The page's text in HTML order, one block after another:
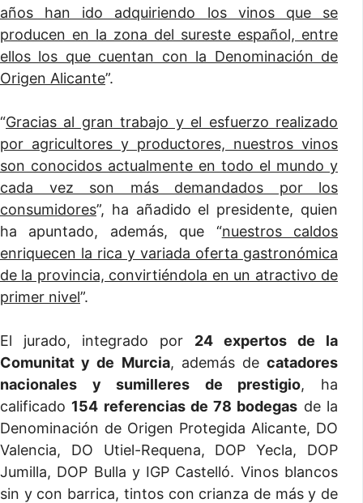
años han ido adquiriendo los vinos que se
producen en la zona del sureste español, entre
ellos los que cuentan con la Denominación de
Origen Alicante”.
“Gracias al gran trabajo y el esfuerzo realizado
por agricultores y productores, nuestros vinos
son conocidos actualmente en todo el mundo y
cada vez son más demandados por los
consumidores”, ha añadido el presidente, quien
ha apuntado, además, que “nuestros caldos
enriquecen la rica y variada oferta gastronómica
de la provincia, convirtiéndola en un atractivo de
primer nivel”.
El jurado, integrado por 24 expertos de la
Comunitat y de Murcia, además de catadores
nacionales y sumilleres de prestigio, ha
calificado 154 referencias de 78 bodegas de la
Denominación de Origen Protegida Alicante, DO
Valencia, DO Utiel-Requena, DOP Yecla, DOP
Jumilla, DOP Bulla y IGP Castelló. Vinos blancos
sin y con barrica, tintos con crianza de más y de